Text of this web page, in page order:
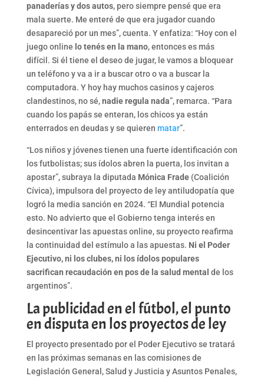
panaderías y dos autos, pero siempre pensé que era
mala suerte. Me enteré de que era jugador cuando
desapareció por un mes”, cuenta. Y enfatiza: “Hoy con el
juego online lo tenés en la mano, entonces es más
difícil. Si él tiene el deseo de jugar, le vamos a bloquear
un teléfono y va a ir a buscar otro o va a buscar la
computadora. Y hoy hay muchos casinos y cajeros
clandestinos, no sé,nadie regula nada”, remarca. “Para
cuando los papás se enteran, los chicos ya están
enterrados en deudas y se quieren matar”.
“Los niños y jóvenes tienen una fuerte identificación con
los futbolistas; sus ídolos abren la puerta, los invitan a
apostar”, subraya la diputada Mónica Frade(Coalición
Cívica), impulsora del proyecto de ley antiludopatía que
logró la media sanción en 2024. “El Mundial potencia
esto. No advierto que el Gobierno tenga interés en
desincentivar las apuestas online, su proyecto reafirma
la continuidad del estímulo a las apuestas. Ni el Poder
Ejecutivo, ni los clubes, ni los ídolos populares
sacrifican recaudación en pos de la salud mental de los
argentinos”.
La publicidad en el fútbol, el punto
en disputa en los proyectos de ley
El proyecto presentado por el Poder Ejecutivo se tratará
en las próximas semanas en las comisiones de
Legislación General, Salud y Justicia y Asuntos Penales,